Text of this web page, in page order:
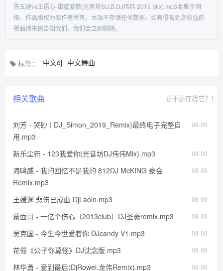
陈玉建vs王语心-甜蜜爱情(光音坊SUZI.DJ伟伟 2015 Mix).mp3收集于网
络，作品版权为原作者所有。本站不存储任何数据，如有侵害到您权益的
歌曲请来信告知我们，我们会立即删除。
标签： 中文dj 中文舞曲
相关歌曲 是不是在找它？！
08-09
刘芳 - 哭砂 ( DJ_Simon_2019_Remix)最终电子完整自
用.mp3
08-09
新乐尘符 - 123我爱你(光音坊DJ伟伟Mix).mp3
08-09
海鸣威 - 我的回忆不是我的 812DJ McKING 豪会
Remix.mp3
08-09
王媛渊 悲伤已成曲 DjLaoln.mp3
08-09
蒙面哥 - 一亿个伤心（2013club）DJ圣豪remix.mp3
08-09
吴克国 - 今生今世爱着你 DJcandy V1.mp3
08-09
花僮《公子你莫怪》DJ沈念版.mp3
08-09
林华勇 - 爱到最后(DjRowei.龙伟Remix).mp3